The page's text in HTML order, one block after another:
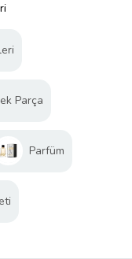
Parça
Parfüm